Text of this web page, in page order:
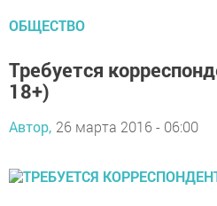
ОБЩЕСТВО
Требуется
18+)
Автор, 26 марта 2016 - 06:00